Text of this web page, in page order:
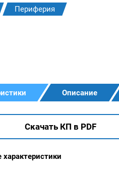
Периферия
Описание
Скачать КП в PDF